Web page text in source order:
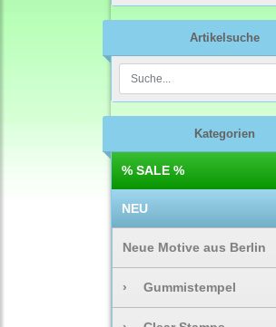
Artikelsuche
Kategorien
% SALE %
NEU
Neue Motive aus Berlin
› Gummistempel